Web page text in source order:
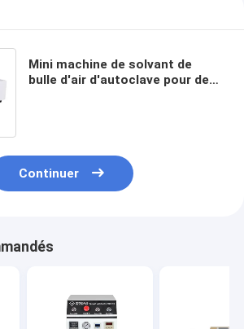
Mini machine de solvant de
bulle d'air d'autoclave pour des
Continuer